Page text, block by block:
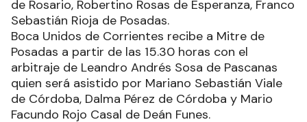
de Rosario, Robertino Rosas de Esperanza, Franco
Sebastián Rioja de Posadas.
Boca Unidos de Corrientes recibe a Mitre de
Posadas a partir de las 15.30 horas con el
arbitraje de Leandro Andrés Sosa de Pascanas
quien será asistido por Mariano Sebastián Viale
de Córdoba, Dalma Pérez de Córdoba y Mario
Facundo Rojo Casal de Deán Funes.